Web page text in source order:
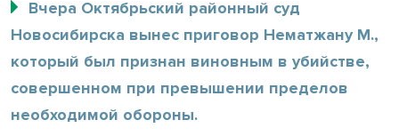
Вчера Октябрьский районный суд
Новосибирска вынес приговор Нематжану М.,
который был признан виновным в убийстве,
совершенном при превышении пределов
необходимой обороны.